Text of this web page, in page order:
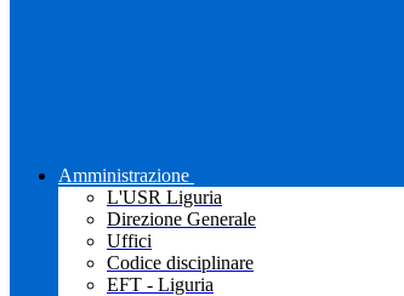
Amministrazione
L'USR Liguria
Direzione Generale
Uffici
Codice disciplinare
EFT - Liguria